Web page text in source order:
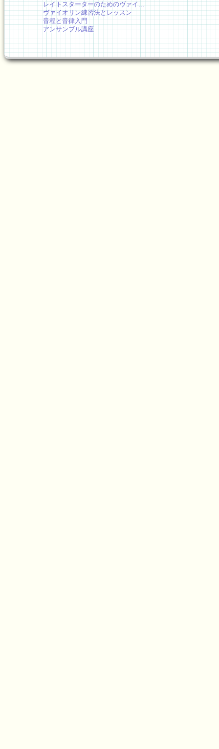
レイトスターターのためのヴァイ…
ヴァイオリン練習法とレッスン
音程と音律入門
アンサンブル講座